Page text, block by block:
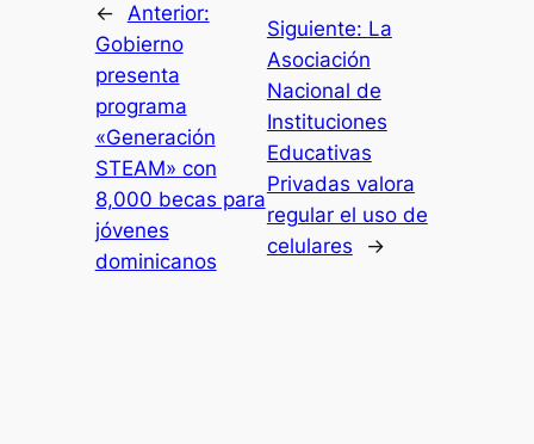
← Anterior:
Gobierno
presenta
programa
«Generación
STEAM» con
8,000 becas para
jóvenes
dominicanos
Siguiente: La
Asociación
Nacional de
Instituciones
Educativas
Privadas valora
regular el uso de
celulares
→